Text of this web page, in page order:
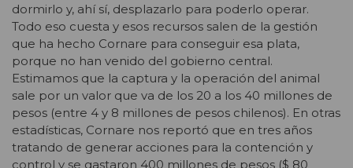
dormirlo y, ahí sí, desplazarlo para poderlo operar.
Todo eso cuesta y esos recursos salen de la gestión
que ha hecho Cornare para conseguir esa plata,
porque no han venido del gobierno central.
Estimamos que la captura y la operación del animal
sale por un valor que va de los 20 a los 40 millones de
pesos (entre 4 y 8 millones de pesos chilenos). En otras
estadísticas, Cornare nos reportó que en tres años
tratando de generar acciones para la contención y
control y se gastaron 400 millones de pesos ($ 80